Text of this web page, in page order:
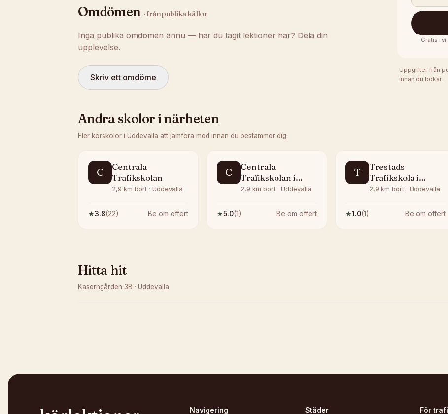
Omdömen · från publika källor
Inga publika omdömen ännu — har du tagit lektioner här? Dela din
upplevelse.
Skriv ett omdöme
Gratis ·
Uppgifter från
innan du bokar.
Andra skolor i närheten
Fler körskolor i Uddevalla att jämföra med innan du bestämmer dig.
C
Centrala
Trafikskolan
2,9 km bort · Uddevalla
★3.8(22) Be om offert
C
Centrala
Trafikskolan i
Uddevalla AB
2,9 km bort · Uddevalla
★5.0(1) Be om offert
T
Trestads
Trafikskola i
Uddevalla AB
2,9 km bort · Uddevalla
★1.0(1) Be om offert
Hitta hit
Kaserngården 3B · Uddevalla
Navigering Städer För